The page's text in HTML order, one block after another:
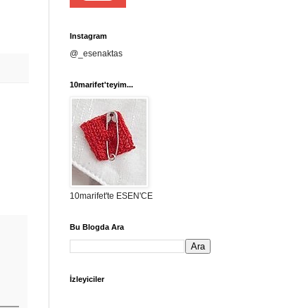
Instagram
@_esenaktas
10marifet'teyim...
10marifet'te ESEN'CE
Bu Blogda Ara
İzleyiciler